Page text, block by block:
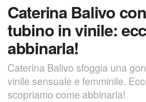
Caterina Balivo
tubino in vinile:
abbinarla!
Caterina Balivo sfoggia una
vinile sensuale e femminile.
scopriamo come abbinarla!